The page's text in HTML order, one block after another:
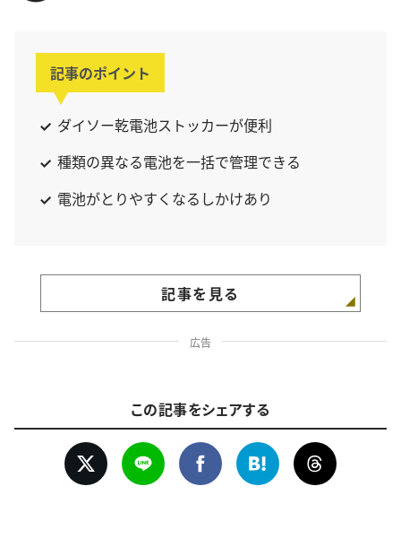
記事のポイント
ダイソー乾電池ストッカーが便利
種類の異なる電池を一括で管理できる
電池がとりやすくなるしかけあり
記事を見る
広告
この記事をシェアする